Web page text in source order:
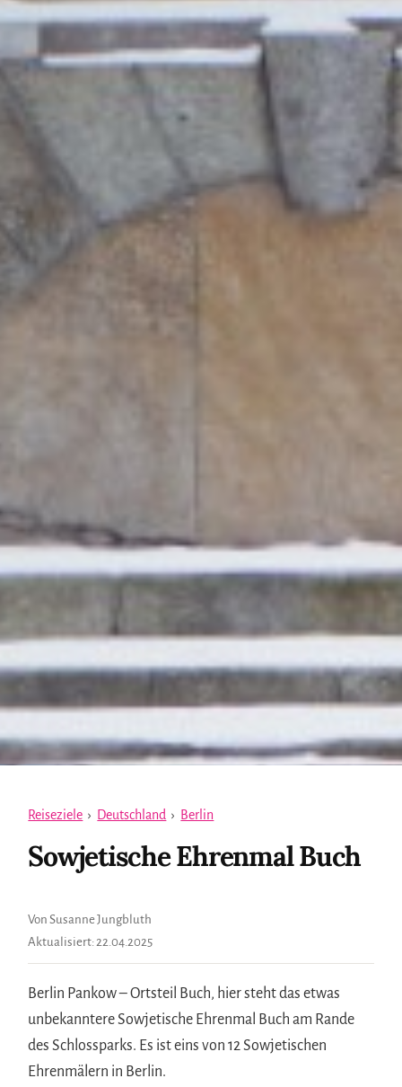
Reiseziele › Deutschland › Berlin
Sowjetische Ehrenmal Buch
Von Susanne Jungbluth
Aktualisiert: 22.04.2025
Berlin Pankow – Ortsteil Buch, hier steht das etwas
unbekanntere Sowjetische Ehrenmal Buch am Rande
des Schlossparks. Es ist eins von 12 Sowjetischen
Ehrenmälern in Berlin.